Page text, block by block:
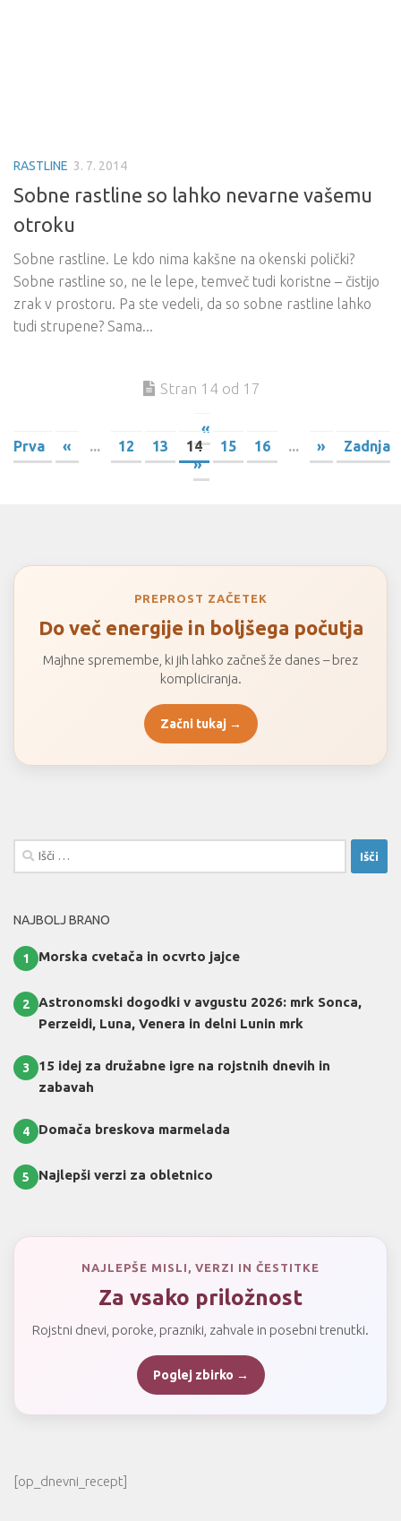
RASTLINE 3. 7. 2014
Sobne rastline so lahko nevarne vašemu
otroku
Sobne rastline. Le kdo nima kakšne na okenski polički?
Sobne rastline so, ne le lepe, temveč tudi koristne – čistijo
zrak v prostoru. Pa ste vedeli, da so sobne rastline lahko
tudi strupene? Sama...
Stran 14 od 17
«
Prva
« ... 12 13 14 15 16 ... »
Zadnja
»
PREPROST ZAČETEK
Do več energije in boljšega počutja
Majhne spremembe, ki jih lahko začneš že danes – brez
kompliciranja.
Začni tukaj →
Išči:
NAJBOLJ BRANO
1 Morska cvetača in ocvrto jajce
2
Astronomski dogodki v avgustu 2026: mrk Sonca,
Perzeidi, Luna, Venera in delni Lunin mrk
3
15 idej za družabne igre na rojstnih dnevih in
zabavah
4 Domača breskova marmelada
5 Najlepši verzi za obletnico
NAJLEPŠE MISLI, VERZI IN ČESTITKE
Za vsako priložnost
Rojstni dnevi, poroke, prazniki, zahvale in posebni trenutki.
Poglej zbirko →
[op_dnevni_recept]